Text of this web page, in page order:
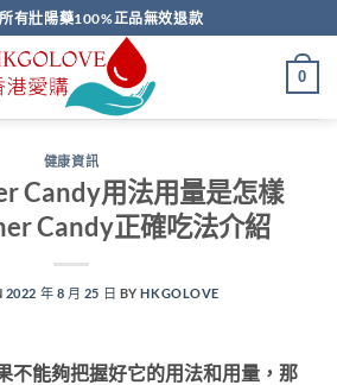
有壯陽藥100%正品無效退款
0
健康資訊
Candy用法用量是怎樣
Candy正確吃法介紹
2022 年 8 月 25 日 BYHKGOLOVE
不能夠把握好它的用法和用量，那